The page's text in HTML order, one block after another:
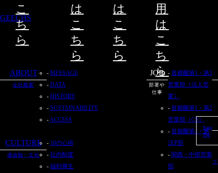
こ
ち
ら
は
こ
ち
ら
は
こ
ち
ら
用
は
こ
ち
ら
GEECHS
ABOUT
会社概要
MESSAGE
DATA
HISTORY
SUSTAINABILITY
ACCESS
CULTURE
価値観・文化
10の心得
社内制度
福利厚生
JOB
部署や
仕事
首都圏第1・第2
営業部（法人営
業）
首都圏第1・第2
営業部（CS）
首都圏第1・第
2EP部
関西・中部営業
部
Page
Top